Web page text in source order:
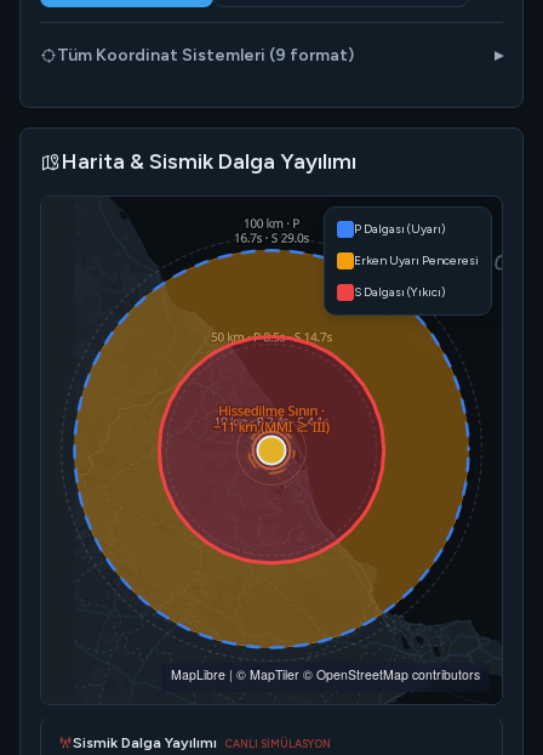
Tüm Koordinat Sistemleri (9 format)
Harita & Sismik Dalga Yayılımı
MapLibre | © MapTiler © OpenStreetMap contributors
P Dalgası (Uyarı)
Erken Uyarı Penceresi
S Dalgası (Yıkıcı)
Sismik Dalga Yayılımı CANLI SİMÜLASYON